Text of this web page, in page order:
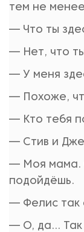
тем не
— Что ты
— Нет, что
— У меня
— Похоже,
— Кто тебя
— Стив и
— Моя мама.
подойдёшь.
— Фелис так
— О, да... Так